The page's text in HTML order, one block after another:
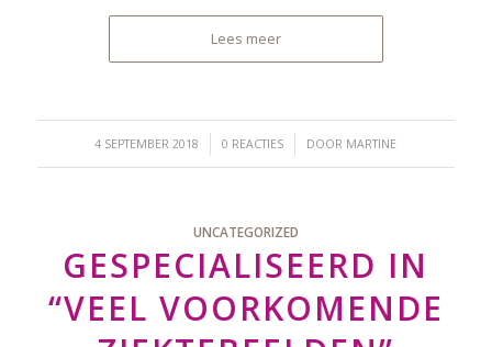
Lees meer
4 SEPTEMBER 2018
/ 0 REACTIES
/ DOOR MARTINE
UNCATEGORIZED
GESPECIALISEERD IN
“VEEL VOORKOMENDE